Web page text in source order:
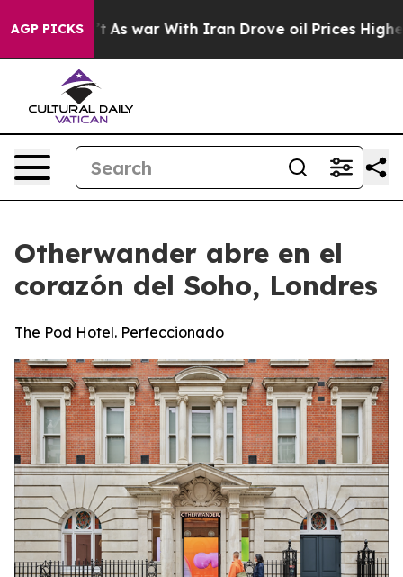
AGP PICKSAs war With Iran Drove oil Prices Higher,
Otherwander abre en el
corazón del Soho, Londres
The Pod Hotel. Perfeccionado